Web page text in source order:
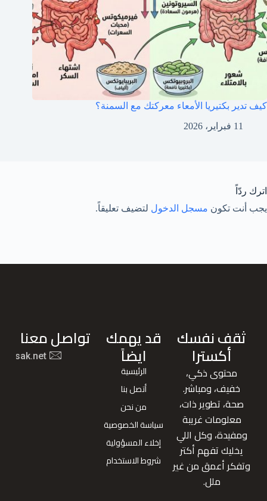
كيف تدير بكتيريا الأمعاء معركتك مع السمنة؟
11 فبراير، 2026
اترك ردّاً
يجب أنت تكون مسجل الدخول لتضيف تعليقاً.
ثقف نفسك
أكسترا
محتوى ذكي،
خفيف، ومباشر.
صحة، تطوير ذات،
معلومات غريبة
ومفيدة، وكل اللي
يخليك تفهم أكتر
وتفكر أعمق من غير
ملل.
قد يهمك
ايضاً
الرئيسية
أتصل بنا
من نحن
سياسة الخصوصية
إخلاء المسؤولية
شروط الاستخدام
تواصل معنا